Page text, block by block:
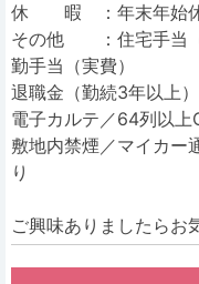
休 暇 ：年末年始休
その他 ：住宅手当（
勤手当（実費）
退職金（勤続3年以上
電子カルテ／64列以上
敷地内禁煙／マイカー
り
ご興味ありましたらお